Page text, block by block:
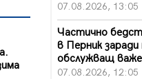
07.08.2026, 13:05
Частично
в Перник
обслужващ
07.08.2026, 12:05